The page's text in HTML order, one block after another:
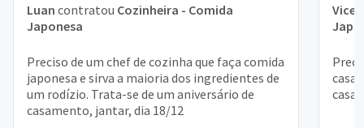
Luan contratou Cozinheira - Comida
Japonesa
Preciso de um chef de cozinha que faça comida
japonesa e sirva a maioria dos ingredientes de
um rodízio. Trata-se de um aniversário de
casamento, jantar, dia 18/12